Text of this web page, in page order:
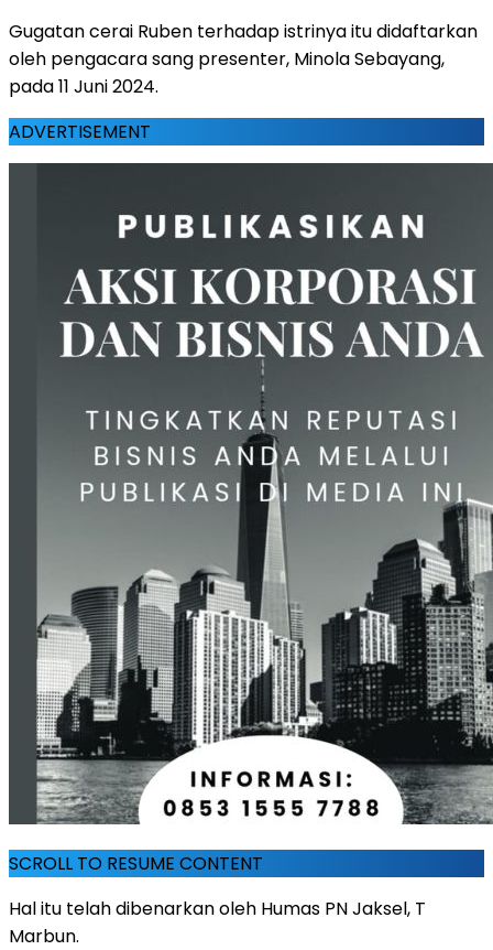
Gugatan cerai Ruben terhadap istrinya itu didaftarkan
oleh pengacara sang presenter, Minola Sebayang,
pada 11 Juni 2024.
ADVERTISEMENT
SCROLL TO RESUME CONTENT
Hal itu telah dibenarkan oleh Humas PN Jaksel, T
Marbun.